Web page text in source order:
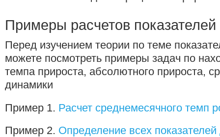
Примеры расчетов
Перед изучением теории по теме
можете посмотреть примеры задач по
темпа прироста, абсолютного прироста,
динамики
Пример 1. Расчет среднемесячного темп
Пример 2. Определение всех